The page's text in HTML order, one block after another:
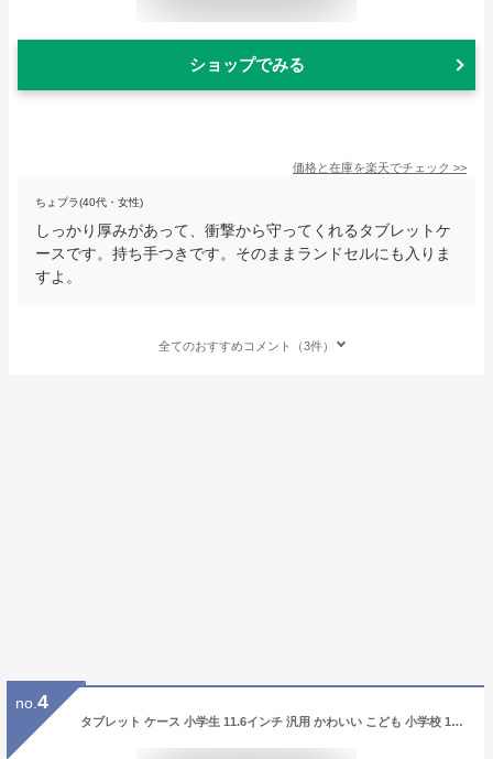
ショップでみる
価格と在庫を楽天でチェック >>
ちょプラ(40代・女性)
しっかり厚みがあって、衝撃から守ってくれるタブレットケ
ースです。持ち手つきです。そのままランドセルにも入りま
すよ。
全てのおすすめコメント（3件）
no. 4
タブレット ケース 小学生 11.6インチ 汎用 かわいい こども 小学校 11インチ 子供 タブレット バッグ キッズ ランドセル 縦型 PCインナーケース 1600801 キッズ カントリーフィールド PCバッグ インナーバッグ 軽量 パソコンバッグ 肩掛け タブレット クッション ベルト付き